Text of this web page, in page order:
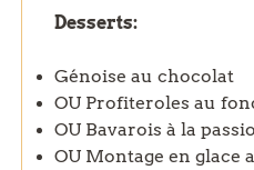
Desserts:
Génoise au chocolat
OU Profiteroles au
OU Bavarois à la
OU Montage en glace